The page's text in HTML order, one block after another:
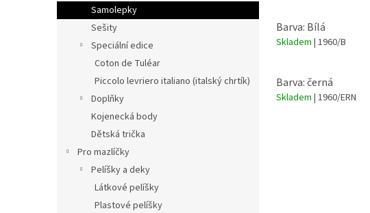
Samolepky
Sešity
Speciální edice
Coton de Tuléar
Piccolo levriero italiano (italský chrtík)
Doplňky
Kojenecká body
Dětská trička
Pro mazlíčky
Pelíšky a deky
Látkové pelíšky
Plastové pelíšky
Barva: Bílá
Skladem | 1960/B
Barva: černá
Skladem | 1960/ERN